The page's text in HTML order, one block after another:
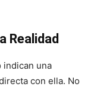
Realidad
indican una
con ella. No